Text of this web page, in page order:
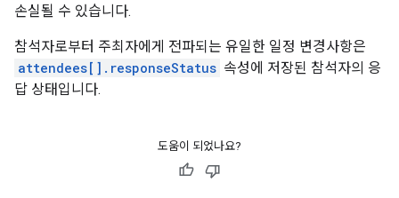
손실될 수 있습니다.
참석자로부터 주최자에게 전파되는 유일한 일정 변경사항은
attendees[].responseStatus 속성에 저장된 참석자의 응
답 상태입니다.
도움이 되었나요?